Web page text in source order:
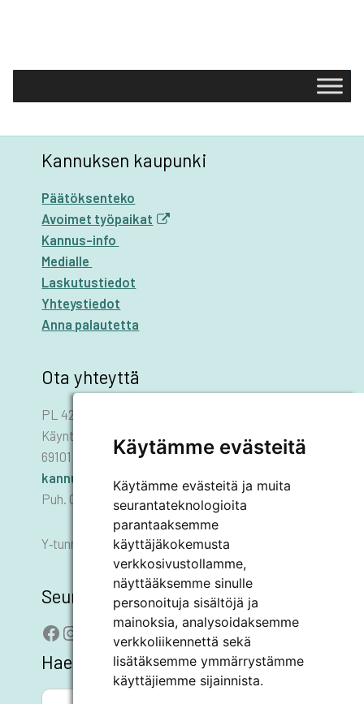
Käytämme evästeitä
Käytämme evästeitä ja muita
seurantateknologioita
parantaaksemme
käyttäjäkokemusta
verkkosivustollamme,
näyttääksemme sinulle
personoituja sisältöjä ja
mainoksia, analysoidaksemme
verkkoliikennettä sekä
lisätäksemme ymmärrystämme
käyttäjiemme sijainnista.
Kannuksen kaupunki
Päätöksenteko
Avoimet työpaikat
Kannus-info
Medialle
Laskutustiedot
Yhteystiedot
Anna palautetta
Ota yhteyttä
PL 42
Käyntiosoite: Asematie 1
69101 KANNUS
kannus.kaupunki@kannus.ﬁ
Puh. 06 8745 111
Y‑tunnus 0178455–6
Seuraa meitä
Facebook
Instagram
LinkedIn
YouTube
Hae sivustolta
Search